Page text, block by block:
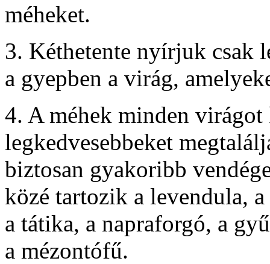
méheket.
3. Kéthetente nyírjuk csak
a gyepben a virág,
4. A méhek minden virágot
legkedvesebbeket
biztosan gyakoribb
közé tartozik a levendula,
a tátika, a napraforgó, a
a mézontófű.